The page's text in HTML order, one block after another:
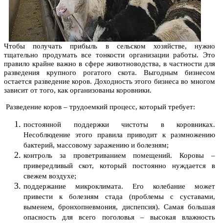
Чтобы получать прибыль в сельском хозяйстве, нужно
тщательно продумать все тонкости организации работы. Это
правило крайне важно в сфере животноводства, в частности для
разведения крупного рогатого скота. Выгодным бизнесом
остается разведение коров. Доходность этого бизнеса во многом
зависит от того, как организованы коровники.
Разведение коров – трудоемкий процесс, который требует:
постоянной поддержки чистоты в коровниках.
Несоблюдение этого правила приводит к размножению
бактерий, массовому заражению и болезням;
контроль за проветриванием помещений. Коровы –
привередливый скот, который постоянно нуждается в
свежем воздухе;
поддержание микроклимата. Его колебание может
привести к болезням стада (проблемы с суставами,
выменем, бронхопневмония, диспепсия). Самая большая
опасность для всего поголовья – высокая влажность